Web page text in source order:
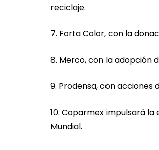
reciclaje.
7. Forta Color, con la
8. Merco, con la adopción
9. Prodensa, con
10. Coparmex impulsará
Mundial.